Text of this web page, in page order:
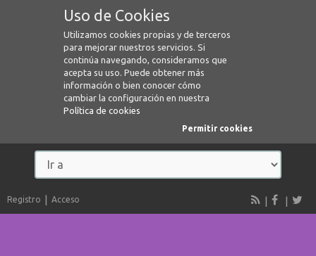
Uso de Cookies
Utilizamos cookies propias y de terceros
para mejorar nuestros servicios. Si
continúa navegando, consideramos que
acepta su uso. Puede obtener más
información o bien conocer cómo
cambiar la configuración en nuestra
Política de cookies
Permitir cookies
Registro Acceso